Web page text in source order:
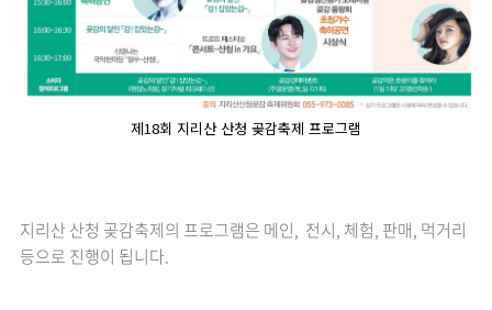
제18회 지리산 산청 곶감축제 프로그램
지리산 산청 곶감축제의 프로그램은 메인, 전시, 체험, 판매, 먹거리
등으로 진행이 됩니다.